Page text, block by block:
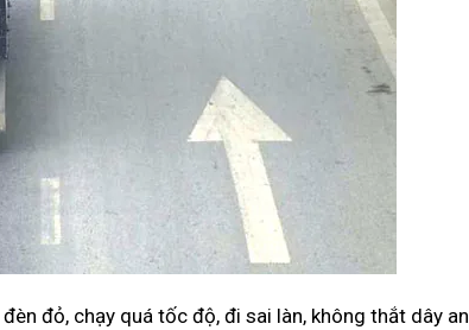
đỏ, chạy quá tốc độ, đi sai làn, không thắt dây an